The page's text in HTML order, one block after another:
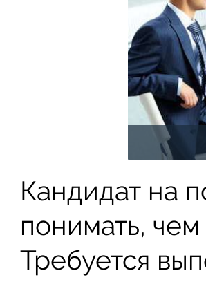
Кандидат на
понимать,
Требуется